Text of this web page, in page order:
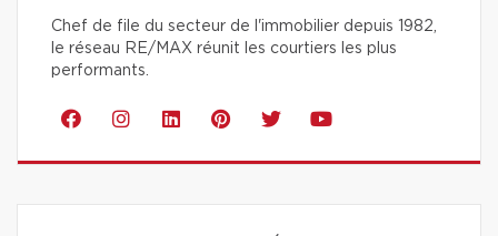
Chef de file du secteur de l'immobilier depuis 1982,
le réseau RE/MAX réunit les courtiers les plus
performants.